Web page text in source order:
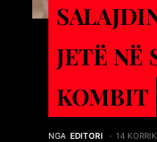
JETЁ NЁ
KOMBIT
NGA EDITORI 14